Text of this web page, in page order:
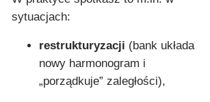
sytuacjach:
restrukturyzacji (bank układa
nowy harmonogram i
„porządkuje” zaległości),